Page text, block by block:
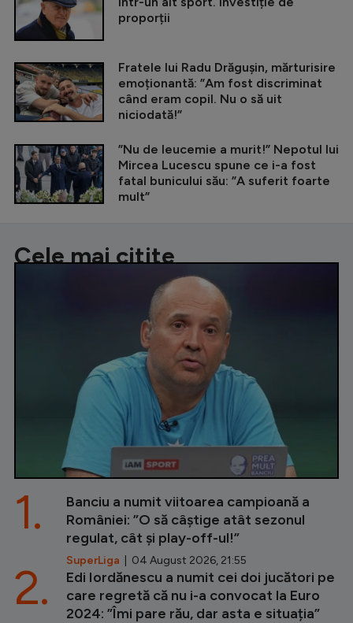
proporții
Fratele lui Radu Drăgușin, mărturisire
emoționantă: ”Am fost discriminat
când eram copil. Nu o să uit
niciodată!”
”Nu de leucemie a murit!” Nepotul lui
Mircea Lucescu spune ce i-a fost
fatal bunicului său: ”A suferit foarte
mult”
Cele mai citite
Banciu a numit viitoarea campioană a
României: ”O să câștige atât sezonul
regulat, cât și play-off-ul!”
SuperLiga | 04 August 2026, 21:55
1.
Edi Iordănescu a numit cei doi jucători pe
care regretă că nu i-a convocat la Euro
2024: ”Îmi pare rău, dar asta e situația”
2.